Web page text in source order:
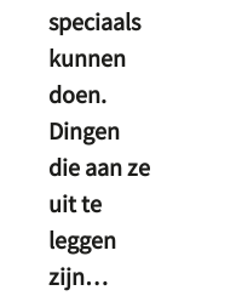
speciaals
kunnen
doen.
Dingen
die aan ze
uit te
leggen
zijn…